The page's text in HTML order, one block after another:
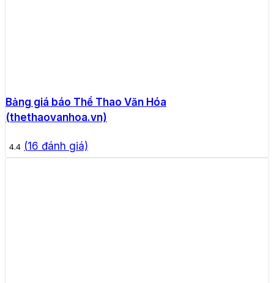
Bảng giá báo Thể Thao Văn Hóa
(thethaovanhoa.vn)
4.4 (16 đánh giá)